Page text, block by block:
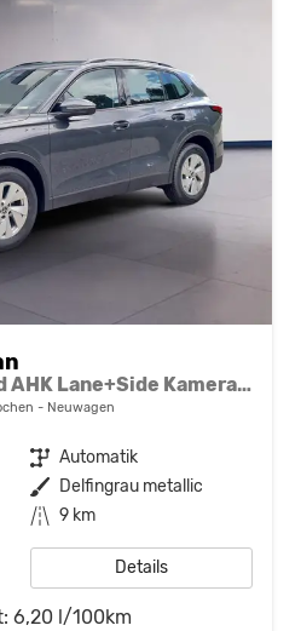
1.5 eTSI 110 kW Trend AHK Lane+Side Kamera SHZ
Neuwagen
Getriebe Automatik
Außenfarbe Delfingrau metallic
Kilometerstand 9 km
Details
6,20 l/100km